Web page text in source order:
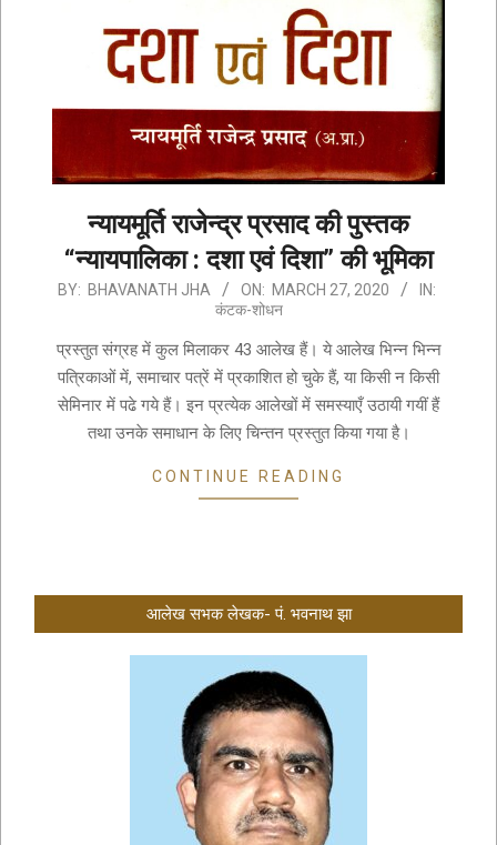
न्यायमूर्ति राजेन्द्र प्रसाद की पुस्तक
“न्यायपालिका : दशा एवं दिशा” की भूमिका
2020-
27
BY: BHAVANATH JHA ON: MARCH 27, 2020
IN:
कंटक-शोधन
प्रस्तुत संग्रह में कुल मिलाकर 43 आलेख हैं। ये आलेख भिन्न भिन्न
पत्रिकाओं में, समाचार पत्रें में प्रकाशित हो चुके हैं, या किसी न किसी
सेमिनार में पढे गये हैं। इन प्रत्येक आलेखों में समस्याएँ उठायी गयीं हैं
तथा उनके समाधान के लिए चिन्तन प्रस्तुत किया गया है।
CONTINUE READING
आलेख सभक लेखक- पं. भवनाथ झा